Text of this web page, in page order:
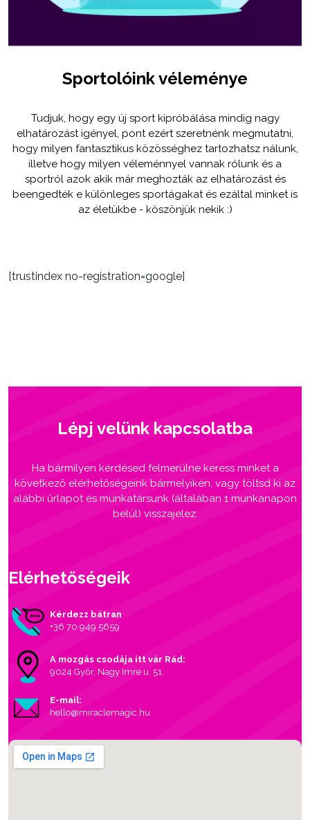
Sportolóink véleménye
Tudjuk, hogy egy új sport kipróbálása mindig nagy
elhatározást igényel, pont ezért szeretnénk megmutatni,
hogy milyen fantasztikus közösséghez tartozhatsz nálunk,
illetve hogy milyen véleménnyel vannak rólunk és a
sportról azok akik már meghozták az elhatározást és
beengedték e különleges sportágakat és ezáltal minket is
az életükbe - köszönjük nekik :)
[trustindex no-registration=google]
Lépj velünk kapcsolatba
Ha bármilyen kérdésed felmerülne keress minket a
következő elérhetőségeink bármelyikén, vagy töltsd ki az
alábbi űrlapot és munkatársunk (általában 1 munkanapon
belül) visszajelez.
Elérhetőségeik
Kérdezz bátran
+36 70 949 5659
A mozgás csodája itt vár Rád:
9024 Győr, Nagy Imre u. 51.
E-mail:
hello@miraclemagic.hu